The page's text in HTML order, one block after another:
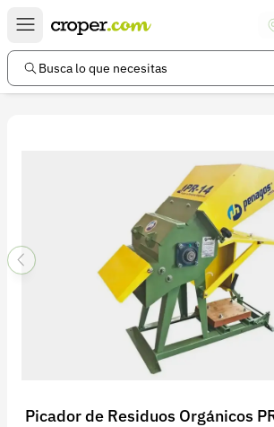
Busca lo que necesitas
Picador de Residuos Orgánicos
Enlaces de interés
Preguntas frecuentes
Política de devoluciones
Política de privacidad
Recuperar contraseña